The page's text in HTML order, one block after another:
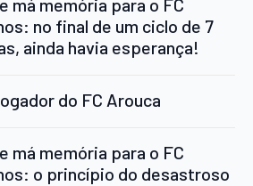
má memória para o FC
no final de um ciclo de 7
ainda havia esperança!
do FC Arouca
má memória para o FC
o princípio do desastroso